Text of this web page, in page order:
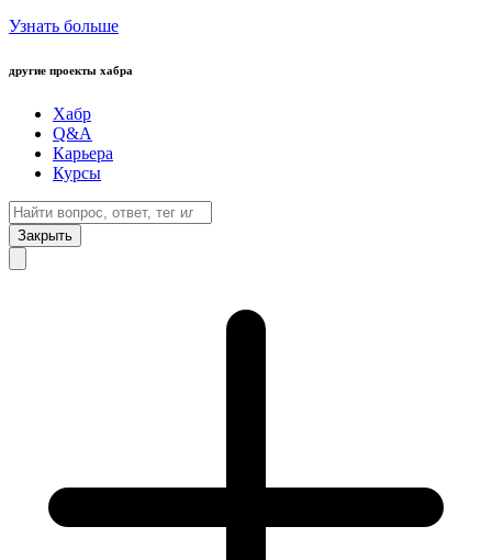
Узнать больше
другие проекты хабра
Хабр
Q&A
Карьера
Курсы
Закрыть